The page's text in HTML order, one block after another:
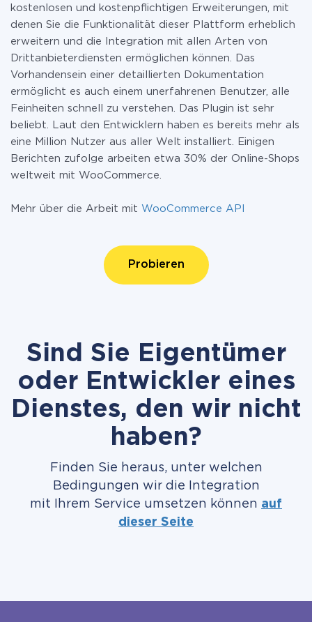
kostenlosen und kostenpflichtigen Erweiterungen, mit
denen Sie die Funktionalität dieser Plattform erheblich
erweitern und die Integration mit allen Arten von
Drittanbieterdiensten ermöglichen können. Das
Vorhandensein einer detaillierten Dokumentation
ermöglicht es auch einem unerfahrenen Benutzer, alle
Feinheiten schnell zu verstehen. Das Plugin ist sehr
beliebt. Laut den Entwicklern haben es bereits mehr als
eine Million Nutzer aus aller Welt installiert. Einigen
Berichten zufolge arbeiten etwa 30% der Online-Shops
weltweit mit WooCommerce.
Mehr über die Arbeit mit WooCommerce API
Probieren
Sind Sie Eigentümer
oder Entwickler eines
Dienstes, den wir nicht
haben?
Finden Sie heraus, unter welchen
Bedingungen wir die Integration
mit Ihrem Service umsetzen können auf
dieser Seite